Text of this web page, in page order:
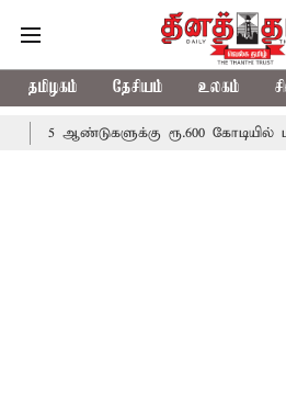
தமிழகம் தேசியம் உலகம்
ரூ.600 கோடியில் மண்வள